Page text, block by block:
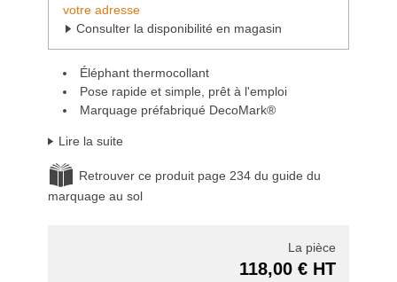
votre adresse
Consulter la disponibilité en magasin
Éléphant thermocollant
Pose rapide et simple, prêt à l'emploi
Marquage préfabriqué DecoMark®
Lire la suite
Retrouver ce produit page 234 du guide du
marquage au sol
La pièce
118,00 € HT